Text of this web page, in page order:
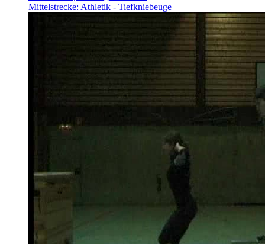
Mittelstrecke: Athletik - Tiefkniebeuge